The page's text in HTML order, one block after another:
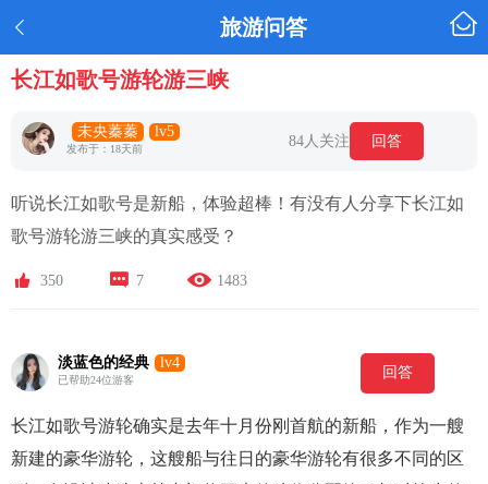
 旅游问答 
长江如歌号游轮游三峡
未央蓁蓁 lv5
发布于：18天前 84人关注 回答
听说长江如歌号是新船，体验超棒！有没有人分享下长江如
歌号游轮游三峡的真实感受？
 350  7  1483
淡蓝色的经典 lv4
已帮助24位游客 回答
长江如歌号游轮确实是去年十月份刚首航的新船，作为一艘
新建的豪华游轮，这艘船与往日的豪华游轮有很多不同的区